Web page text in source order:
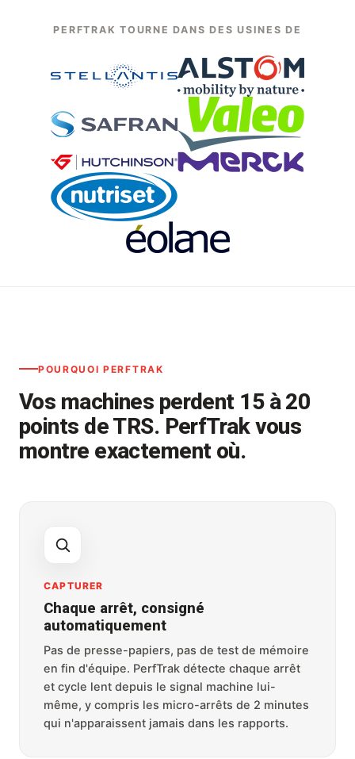
PERFTRAK TOURNE DANS DES USINES DE
POURQUOI PERFTRAK
Vos machines perdent 15 à 20
points de TRS. PerfTrak vous
montre exactement où.
CAPTURER
Chaque arrêt, consigné
automatiquement
Pas de presse-papiers, pas de test de mémoire
en fin d'équipe. PerfTrak détecte chaque arrêt
et cycle lent depuis le signal machine lui-
même, y compris les micro-arrêts de 2 minutes
qui n'apparaissent jamais dans les rapports.